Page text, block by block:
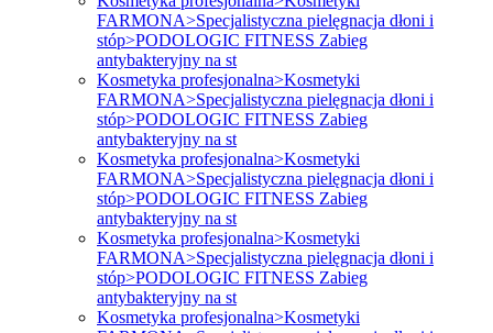
FARMONA>Specjalistyczna pielęgnacja dłoni i
stóp>PODOLOGIC FITNESS Zabieg
antybakteryjny na st
Kosmetyka profesjonalna>Kosmetyki
FARMONA>Specjalistyczna pielęgnacja dłoni i
stóp>PODOLOGIC FITNESS Zabieg
antybakteryjny na st
Kosmetyka profesjonalna>Kosmetyki
FARMONA>Specjalistyczna pielęgnacja dłoni i
stóp>PODOLOGIC FITNESS Zabieg
antybakteryjny na st
Kosmetyka profesjonalna>Kosmetyki
FARMONA>Specjalistyczna pielęgnacja dłoni i
stóp>PODOLOGIC FITNESS Zabieg
antybakteryjny na st
Kosmetyka profesjonalna>Kosmetyki